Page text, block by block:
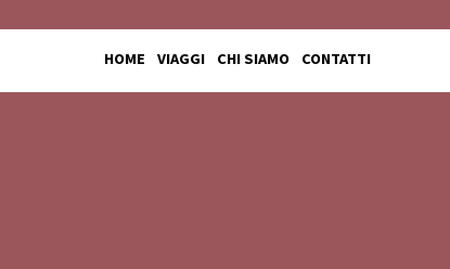
HOME VIAGGI CHI SIAMO CONTATTI